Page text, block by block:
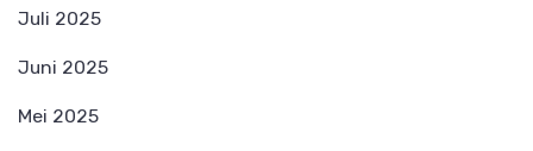
Juli 2025
Juni 2025
Mei 2025